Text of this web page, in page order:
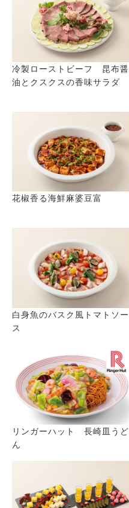
冷製ローストビーフ 昆布醤
油とクスクスの香味サラダ
花椒香る海鮮麻婆豆富
白身魚のバスク風トマトソー
ス
リンガーハット 長崎皿うど
ん